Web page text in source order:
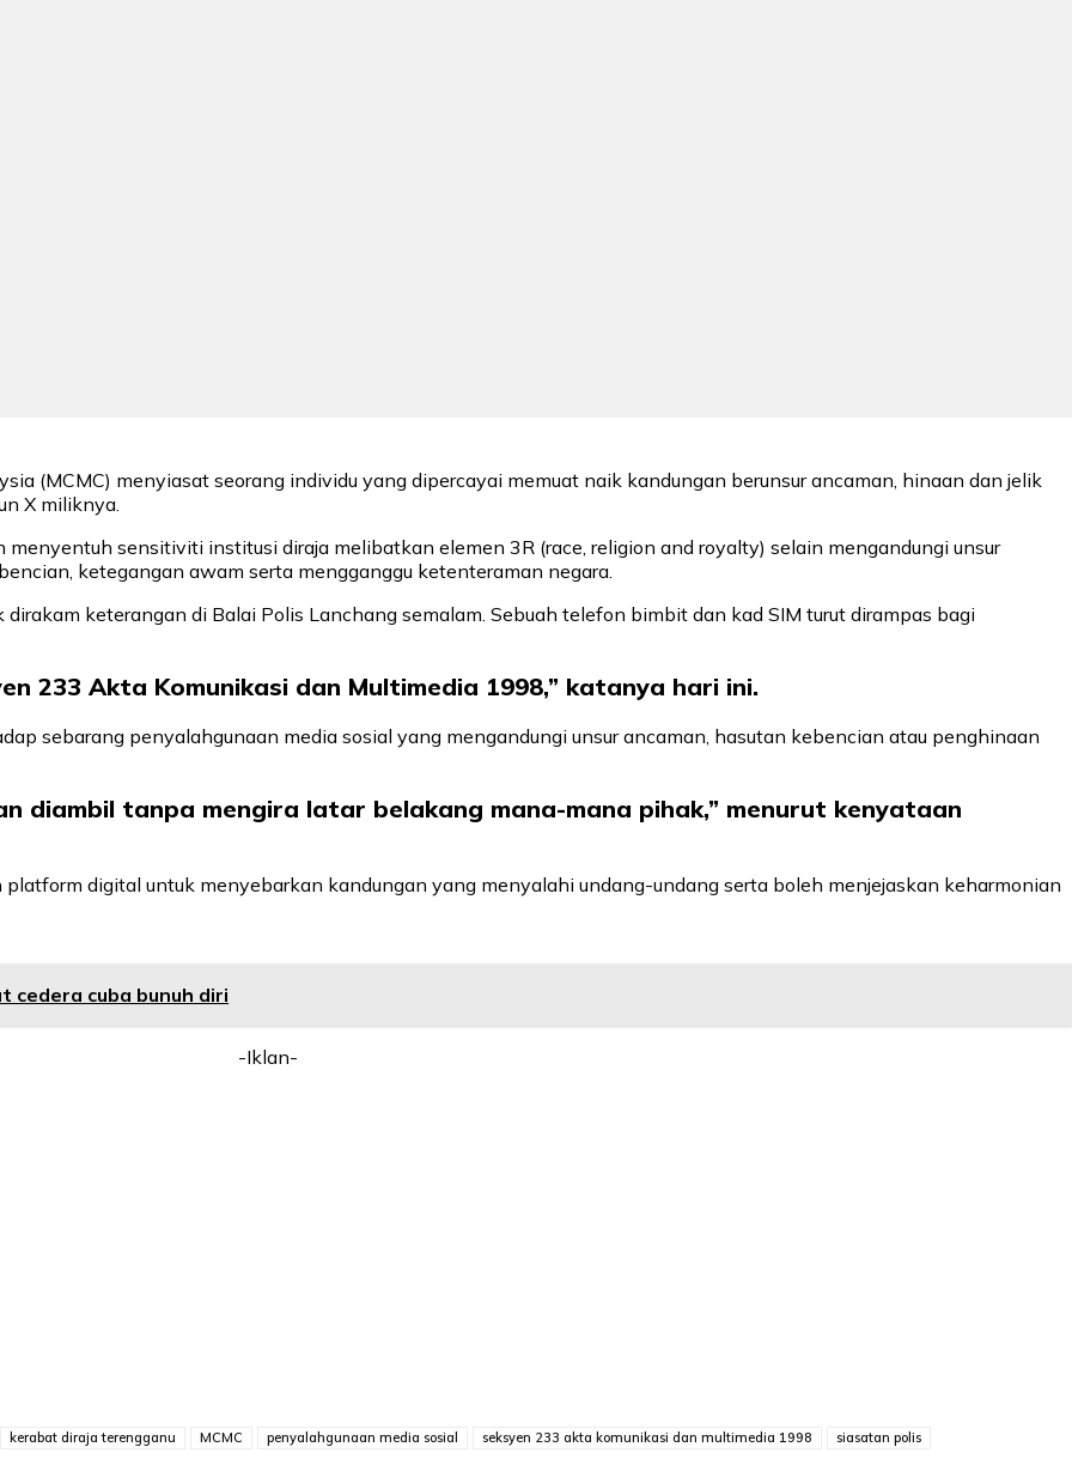
(MCMC) menyiasat seorang individu yang dipercayai memuat naik kandungan berunsur ancaman, hinaan dan jelik
X miliknya.
sensitiviti institusi diraja melibatkan elemen 3R (race, religion and royalty) selain mengandungi unsur
ketegangan awam serta mengganggu ketenteraman negara.
keterangan di Balai Polis Lanchang semalam. Sebuah telefon bimbit dan kad SIM turut dirampas bagi
233 Akta Komunikasi dan Multimedia 1998,” katanya hari ini.
sebarang penyalahgunaan media sosial yang mengandungi unsur ancaman, hasutan kebencian atau penghinaan
diambil tanpa mengira latar belakang mana-mana pihak,” menurut kenyataan
digital untuk menyebarkan kandungan yang menyalahi undang-undang serta boleh menjejaskan keharmonian
cedera cuba bunuh diri
-Iklan-
kerabat diraja terengganu MCMC penyalahgunaan media sosial seksyen 233 akta komunikasi dan multimedia 1998 siasatan polis